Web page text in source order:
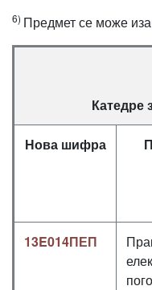
6) Предмет се може
Катедре
Нова шифра
13E014ПЕП